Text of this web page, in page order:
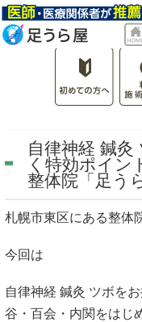
自律神経 鍼
く特効ポイン
整体院「足う
札幌市東区にある整体
今回は
自律神経 鍼灸 ツボを
谷・百会・内関をはじ